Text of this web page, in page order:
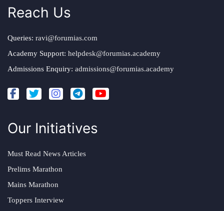
Reach Us
Queries: ravi@forumias.com
Academy Support: helpdesk@forumias.academy
Admissions Enquiry: admissions@forumias.academy
Our Initiatives
Must Read News Articles
Prelims Marathon
Mains Marathon
Toppers Interview